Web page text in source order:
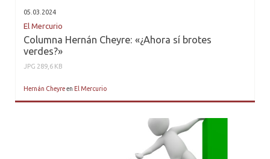
05.03.2024
El Mercurio
Columna Hernán Cheyre: «¿Ahora sí brotes
verdes?»
JPG 289,6 KB
Hernán Cheyreen El Mercurio